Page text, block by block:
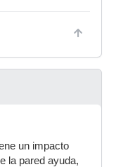
un impacto
la pared ayuda,